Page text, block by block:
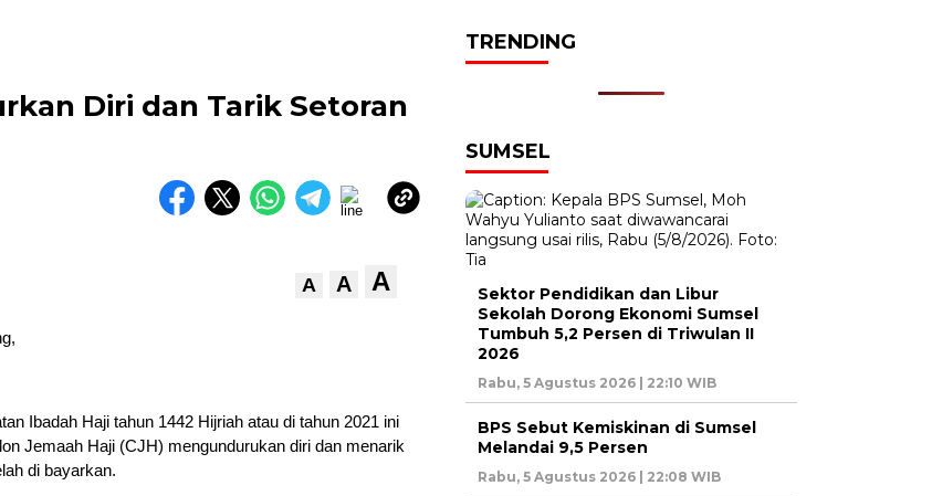
Diri dan Tarik Setoran
A A A
Ibadah Haji tahun 1442 Hijriah atau di tahun 2021 ini
Jemaah Haji (CJH) mengundurukan diri dan menarik
di bayarkan.
TRENDING
SUMSEL
Sektor Pendidikan dan Libur
Sekolah Dorong Ekonomi Sumsel
Tumbuh 5,2 Persen di Triwulan II
2026
Rabu, 5 Agustus 2026 | 22:10 WIB
BPS Sebut Kemiskinan di Sumsel
Melandai 9,5 Persen
Rabu, 5 Agustus 2026 | 22:08 WIB